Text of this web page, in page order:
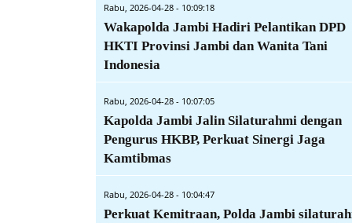
Rabu, 2026-04-28 - 10:09:18
Wakapolda Jambi Hadiri Pelantikan DPD
HKTI Provinsi Jambi dan Wanita Tani
Indonesia
Rabu, 2026-04-28 - 10:07:05
Kapolda Jambi Jalin Silaturahmi dengan
Pengurus HKBP, Perkuat Sinergi Jaga
Kamtibmas
Rabu, 2026-04-28 - 10:04:47
Perkuat Kemitraan, Polda Jambi